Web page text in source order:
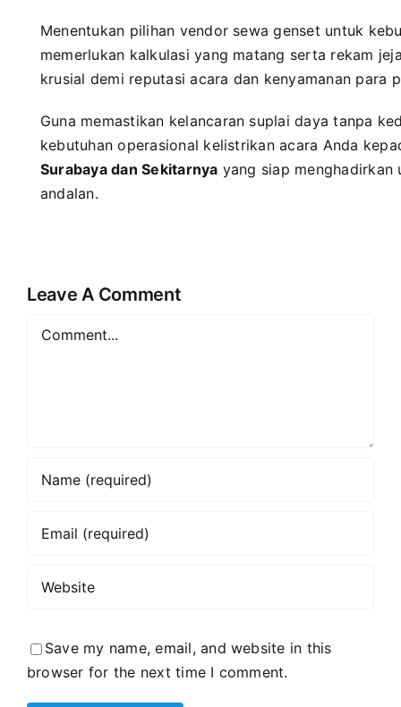
Menentukan pilihan vendor sewa genset untuk
memerlukan kalkulasi yang matang serta rekam
krusial demi reputasi acara dan kenyamanan para
Guna memastikan kelancaran suplai daya tanpa
kebutuhan operasional kelistrikan acara Anda
Surabaya dan Sekitarnya yang siap
andalan.
Leave A Comment
Save my name, email, and website in this
browser for the next time I comment.